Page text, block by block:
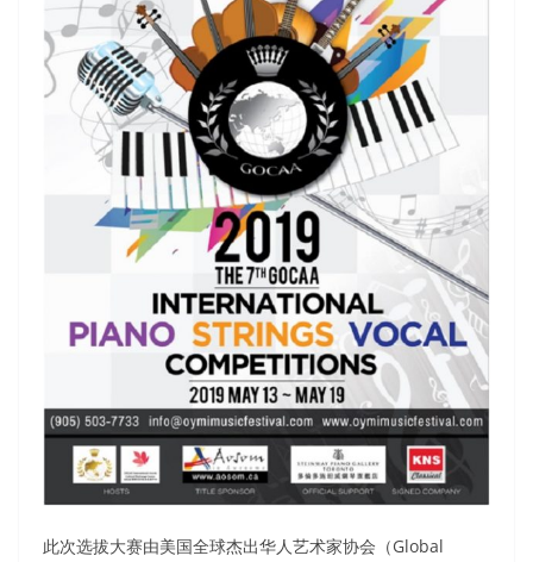
此次选拔大赛由美国全球杰出华人艺术家协会（Global